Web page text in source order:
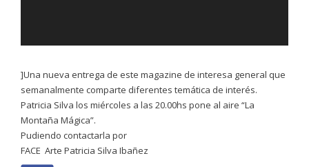
]Una nueva entrega de este magazine de interesa general que
semanalmente comparte diferentes temática de interés.
Patricia Silva los miércoles a las 20.00hs pone al aire “La
Montaña Mágica”.
Pudiendo contactarla por
FACE Arte Patricia Silva Ibañez